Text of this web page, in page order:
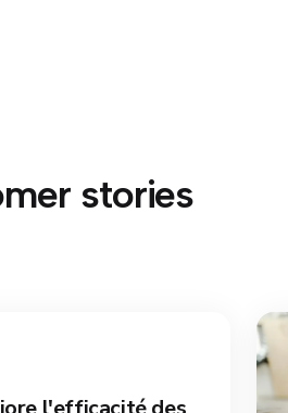
stories